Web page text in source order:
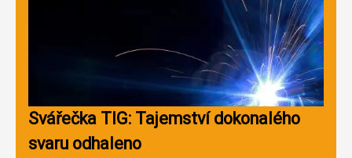
Svářečka TIG: Tajemství dokonalého
svaru odhaleno